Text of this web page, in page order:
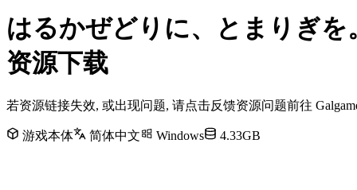
はるかぜどりに、とまりぎを
资源下载
若资源链接失效, 或出现问题, 请点击反馈资源问题前往
游戏本体 简体中文 Windows 4.33GB